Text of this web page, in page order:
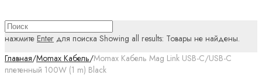
нажмите Enter для поиска Showing all results: Товары не найдены.
Главная/Momax Кабель/Momax Кабель Mag Link USB-C/USB-C
плетенный 100W (1 m) Black